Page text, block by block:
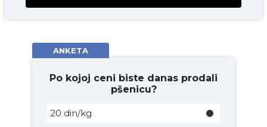
ANKETA
Po kojoj ceni biste danas prodali
pšenicu?
20 din/kg